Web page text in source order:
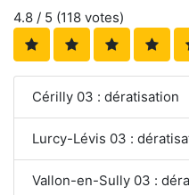
4.8 / 5 (118 votes)
Cérilly 03 : dératisation
Lurcy-Lévis 03 :
Vallon-en-Sully 03 :